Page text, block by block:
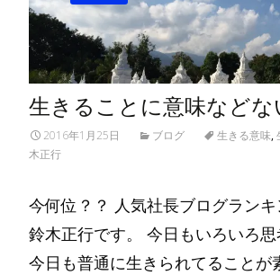
生きることに意味などな
2016年1月25日 ブログ 生きる意味,
木正行
今何位？？ 人気社長ブログラン
鈴木正行です。 今日もいろいろ
今日も普通に生きられてることが